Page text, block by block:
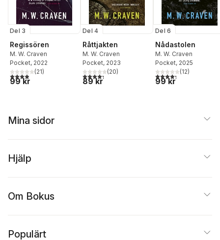
Del 3
Regissören
M. W. Craven
Pocket, 2022
3,9utav 5 stjärnor. Totalt antal röster:
(21)
99 kr
Del 4
Råttjakten
M. W. Craven
Pocket, 2023
4,3utav 5 stjärnor. Totalt antal röster:
(20)
89 kr
Del 6
Nådastolen
M. W. Craven
Pocket, 2025
4,3utav 5 stjärnor.
(12)
99 kr
Mina sidor
Hjälp
Om Bokus
Populärt